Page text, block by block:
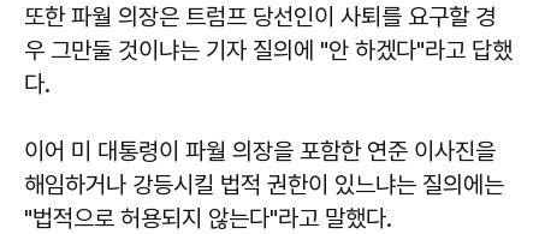
또한 파월 의장은 트럼프 당선인이 사퇴를 요구할 경
우 그만둘 것이냐는 기자 질의에 "안 하겠다"라고 답했
다.
이어 미 대통령이 파월 의장을 포함한 연준 이사진을
해임하거나 강등시킬 법적 권한이 있느냐는 질의에는
"법적으로 허용되지 않는다"라고 말했다.